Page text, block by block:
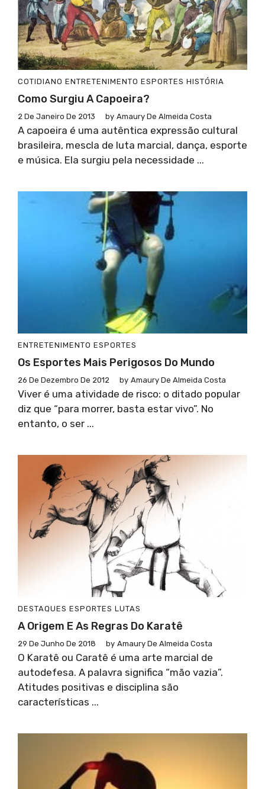
COTIDIANO ENTRETENIMENTO ESPORTES HISTÓRIA
Como Surgiu A Capoeira?
2 De Janeiro De 2013 by Amaury De Almeida Costa
A capoeira é uma autêntica expressão cultural
brasileira, mescla de luta marcial, dança, esporte
e música. Ela surgiu pela necessidade ...
ENTRETENIMENTO ESPORTES
Os Esportes Mais Perigosos Do Mundo
26 De Dezembro De 2012 by Amaury De Almeida Costa
Viver é uma atividade de risco: o ditado popular
diz que “para morrer, basta estar vivo”. No
entanto, o ser ...
DESTAQUES ESPORTES LUTAS
A Origem E As Regras Do Karatê
29 De Junho De 2018 by Amaury De Almeida Costa
O Karatê ou Caratê é uma arte marcial de
autodefesa. A palavra significa “mão vazia”.
Atitudes positivas e disciplina são
características ...